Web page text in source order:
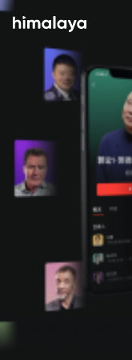
Himalaya-有聲書
4.8k 安裝